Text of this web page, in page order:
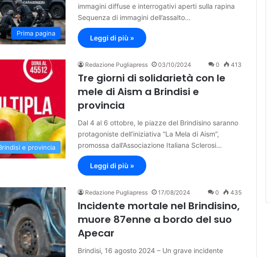
Prima pagina
immagini diffuse e interrogativi aperti sulla rapina
Sequenza di immagini dell’assalto…
Leggi di più »
e provincia
Redazione Pugliapress 03/10/2024 0 413
Tre giorni di solidarietà con le
mele di Aism a Brindisi e
provincia
Dal 4 al 6 ottobre, le piazze del Brindisino saranno
protagoniste dell’iniziativa “La Mela di Aism”,
promossa dall’Associazione Italiana Sclerosi…
Leggi di più »
Redazione Pugliapress 17/08/2024 0 435
Incidente mortale nel Brindisino,
muore 87enne a bordo del suo
Apecar
Brindisi, 16 agosto 2024 – Un grave incidente